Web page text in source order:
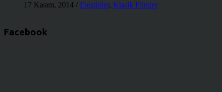
17 Kasım, 2014 / Eleştiriler, Klasik Filmler
Facebook